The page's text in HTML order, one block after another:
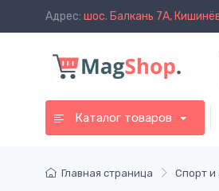
Адрес: шос. Балкань 7A,
Каталог товаров
Главная страница Спорт и